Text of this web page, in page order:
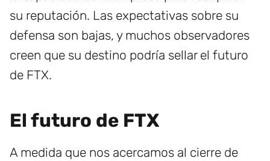
su reputación. Las expectativas sobre su
defensa son bajas, y muchos observadores
creen que su destino podría sellar el futuro
de FTX.
El futuro de FTX
A medida que nos acercamos al cierre de